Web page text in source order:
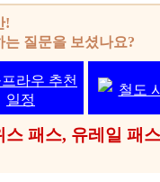
!
는 질문을 보셨나요?
라우 추천
일정
철도
스 패스, 유레일 패